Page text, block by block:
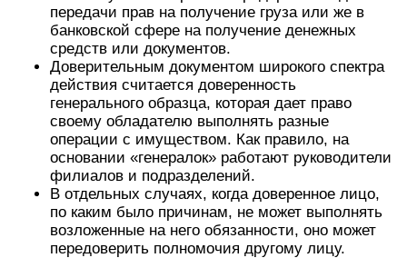
передачи прав на получение груза или же в
банковской сфере на получение денежных
средств или документов.
Доверительным документом широкого спектра
действия считается доверенность
генерального образца, которая дает право
своему обладателю выполнять разные
операции с имуществом. Как правило, на
основании «генералок» работают руководители
филиалов и подразделений.
В отдельных случаях, когда доверенное лицо,
по каким было причинам, не может выполнять
возложенные на него обязанности, оно может
передоверить полномочия другому лицу.